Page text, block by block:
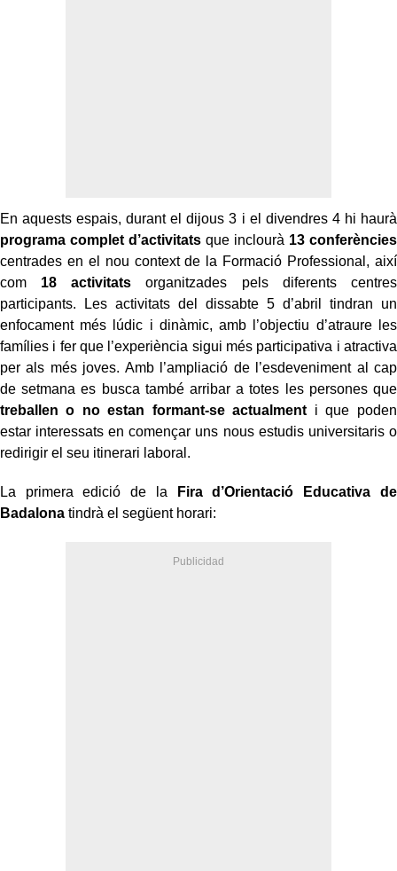
En aquests espais, durant el dijous 3 i el divendres 4 hi haurà
programa complet d’activitatsque inclourà 13 conferències
centrades en el nou context de la Formació Professional, així
com 18 activitats organitzades pels diferents centres
participants. Les activitats del dissabte 5 d’abril tindran un
enfocament més lúdic i dinàmic, amb l’objectiu d’atraure les
famílies i fer que l’experiència sigui més participativa i atractiva
per als més joves. Amb l’ampliació de l’esdeveniment al cap
de setmana es busca també arribar a totes les persones que
treballen o no estan formant-se actualment i que poden
estar interessats en començar uns nous estudis universitaris o
redirigir el seu itinerari laboral.
La primera edició de la Fira d’Orientació Educativa de
Badalona tindrà el següent horari: